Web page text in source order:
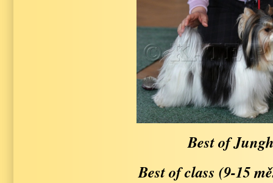
Best of
Best of class (9-15